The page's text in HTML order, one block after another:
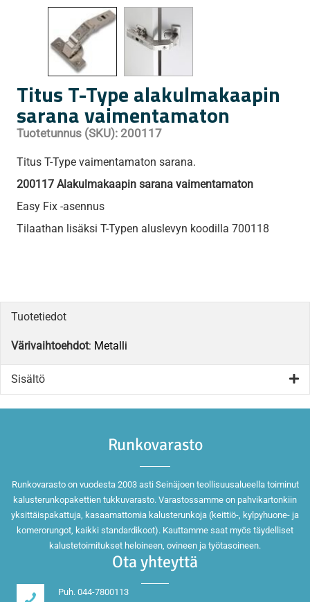
Titus T-Type alakulmakaapin
sarana vaimentamaton
Tuotetunnus (SKU): 200117
Titus T-Type vaimentamaton sarana.
200117 Alakulmakaapin sarana vaimentamaton
Easy Fix -asennus
Tilaathan lisäksi T-Typen aluslevyn koodilla 700118
Tuotetiedot
Värivaihtoehdot: Metalli
Sisältö
Runkovarasto
Runkovarasto on vuodesta 2003 asti Seinäjoen teollisuusalueella toiminut
kalusterunkopakettien tukkuvarasto. Varastossamme on pahvikartonkiin
yksittäispakattuja, kasaamattomia kalusterunkoja (keittiö-, kylpyhuone- ja
komerorungot, kaikki standardikoot). Kauttamme saat myös täydelliset
kalustetoimitukset heloineen, ovineen ja työtasoineen.
Ota yhteyttä
Puh. 044-7800113